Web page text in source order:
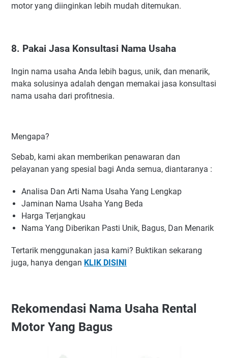
motor yang diinginkan lebih mudah ditemukan.
8. Pakai Jasa Konsultasi Nama Usaha
Ingin nama usaha Anda lebih bagus, unik, dan menarik,
maka solusinya adalah dengan memakai jasa konsultasi
nama usaha dari profitnesia.
Mengapa?
Sebab, kami akan memberikan penawaran dan
pelayanan yang spesial bagi Anda semua, diantaranya :
Analisa Dan Arti Nama Usaha Yang Lengkap
Jaminan Nama Usaha Yang Beda
Harga Terjangkau
Nama Yang Diberikan Pasti Unik, Bagus, Dan Menarik
Tertarik menggunakan jasa kami? Buktikan sekarang
juga, hanya dengan KLIK DISINI
Rekomendasi Nama Usaha Rental
Motor Yang Bagus